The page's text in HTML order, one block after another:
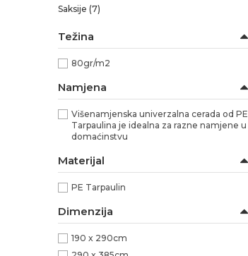
Saksije (7)
Težina
80gr/m2
Namjena
Višenamjenska univerzalna cerada od PE
Tarpaulina je idealna za razne namjene u
domaćinstvu
Materijal
PE Tarpaulin
Dimenzija
190 x 290cm